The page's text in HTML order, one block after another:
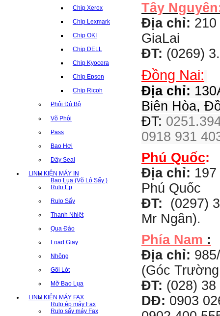
Chip Xerox
Chip Lexmark
Chip OKI
Chip DELL
Chip Kyocera
Chip Epson
Chip Ricoh
Phôi Đủ Bộ
Võ Phôi
Pass
Bao Hơi
Dây Seal
LINH KIỆN MÁY IN
Bao Lụa (Võ Lô Sấy )
Rulo Ép
Rulo Sấy
Thanh Nhiệt
Qua Đào
Load Giay
Nhông
Gõi Lót
Mỡ Bao Lụa
LINH KIỆN MÁY FAX
Rulo ép máy Fax
Rulo sấy máy Fax
Tây
Địa chỉ:
GiaLai
ĐT: (0269)
Đồng Nai:
Địa chỉ:
Biên Hòa,
ĐT:
0918 931
Phú Quốc:
Địa chỉ:
Phú Quốc
ĐT:
(0297)
Mr Ngân).
Phía Nam :
Địa chỉ:
(Góc
ĐT: (028)
DĐ: 0903